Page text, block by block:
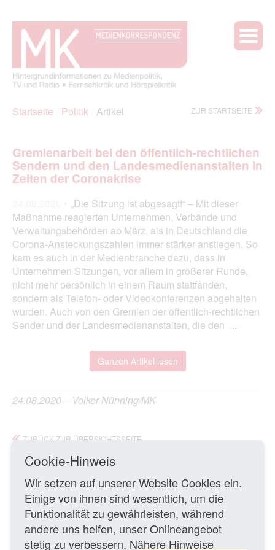
Startseite Politik Artikel ZUR STARTSEITE
Gremienarbeit bei den öffentlich-rechtlichen
Sendern und den Landesmedienanstalten in
Zeiten der Coronakrise
„Die Sitzung ist abgesagt!“ – Mit dieser
Maßnahme reagierten Unternehmen, Verbände und
Verwaltungsbehörden ab März, als in Deutschland die
Corona-Ansteckungszahlen immer stärker anstiegen. So
kam es auch in der Medienbranche dazu, dass in
Unternehmen Sitzungen, vor allem in größerer Runde,
nicht mehr persönlich in einem Raum stattfanden,
sondern als Telefon- oder Videokonferenzen abgehalten
wurden. Auch von den Gremien der öffentlich-rechtlichen
Sender und der Landesmedienanstalten, die den ...
Ganzen Artikel lesen
24.08.2020 – Volker Nünning/MK
ZURÜCK ZUR ÜBERSICHTSSEITE
WEITERE TEXTE
Durch die wirtschaftlichen Folgen der Coronakrise ist
die Medienvielfalt bedroht Leitartikel
Cookie-Hinweis
Wir setzen auf unserer Website Cookies ein.
Einige von ihnen sind wesentlich, um die
Funktionalität zu gewährleisten, während
andere uns helfen, unser Onlineangebot
stetig zu verbessern. Nähere Hinweise